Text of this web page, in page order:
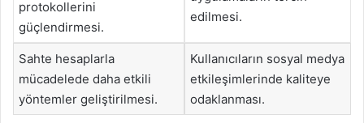
protokollerini
güçlendirmesi.
edilmesi.
Sahte hesaplarla
mücadelede daha etkili
yöntemler geliştirilmesi.
Kullanıcıların sosyal medya
etkileşimlerinde kaliteye
odaklanması.